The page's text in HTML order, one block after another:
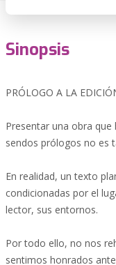
Sinopsis
PRÓLOGO A LA
Presentar una obra
sendos prólogos no es
En realidad, un texto
condicionadas por el
lector, sus entornos.
Por todo ello, no nos
sentimos honrados